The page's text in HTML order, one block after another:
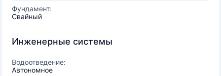
Фундамент:
Свайный
Инженерные системы
Водоотведение:
Автономное